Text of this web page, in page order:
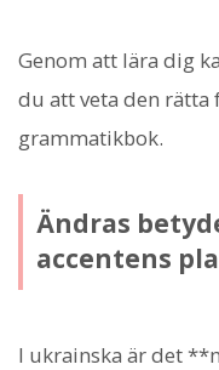
Genom att lära dig
du att veta den rätta
grammatikbok.
Ändras
accentens
I ukrainska är det